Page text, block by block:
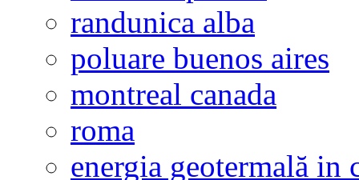
randunica alba
poluare buenos aires
montreal canada
roma
energia geotermală in